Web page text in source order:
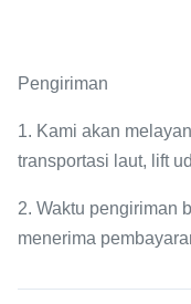
Pengiriman
1. Kami akan
transportasi laut, lift
2. Waktu pengiriman
menerima